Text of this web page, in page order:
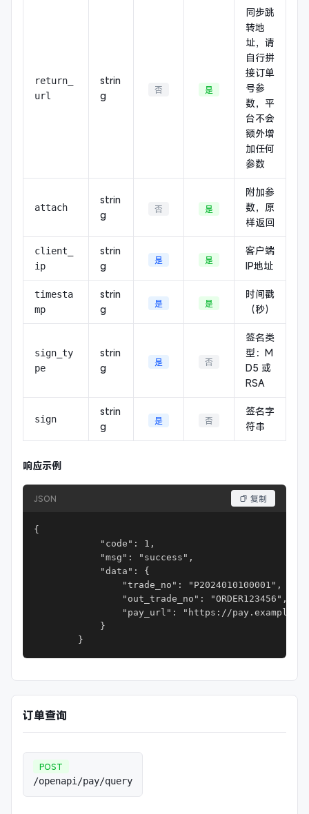
return_
url
strin
g
否 是
同步跳
转地
址，请
自行拼
接订单
号参
数，平
台不会
额外增
加任何
参数
attach
strin
g
否 是
附加参
数，原
样返回
client_
ip
strin
g
是 是
客户端
IP地址
timesta
mp
strin
g
是 是
时间戳
（秒）
sign_ty
pe
strin
g
是 否
签名类
型：M
D5 或
RSA
sign
strin
g
是 否
签名字
符串
响应示例
JSON 复制
{
            "code": 1,
            "msg": "success",
            "data": {
                "trade_no": "P2024010100001",
                "out_trade_no": "ORDER123456",
"pay_url": "https://
            }
        }
订单查询
POST
/openapi/pay/query